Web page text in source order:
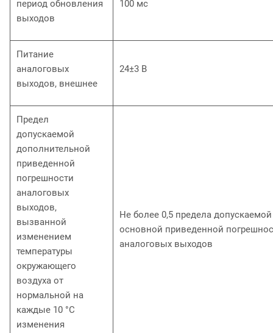
период обновления
выходов
100 мс
Питание
аналоговых
выходов, внешнее
24±3 В
Предел
допускаемой
дополнительной
приведенной
погрешности
аналоговых
выходов,
вызванной
изменением
температуры
окружающего
воздуха от
нормальной на
каждые 10 °С
изменения
Не более 0,5 предела допускаемой
основной приведенной
аналоговых выходов